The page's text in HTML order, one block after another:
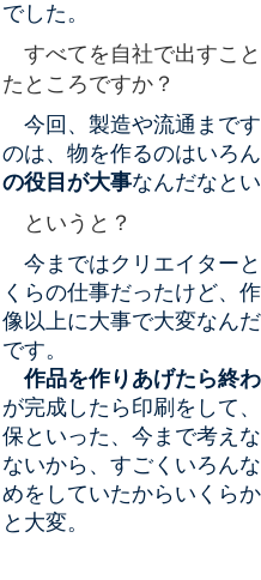
でした。
すべてを自社で出すこ
たところですか？
今回、製造や流通まで
のは、物を作るのはいろ
の役目が大事なんだなと
というと？
今まではクリエイター
くらの仕事だったけど、
像以上に大事で大変なん
です。
作品を作りあげたら終
が完成したら印刷をして
保といった、今まで考え
ないから、すごくいろん
めをしていたからいくら
と大変。